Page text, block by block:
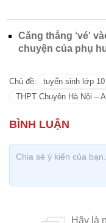
Căng thẳng ‘vé'
chuyện của phụ
Chủ đề: tuyển sinh lớp 10
THPT Chuyên Hà Nội –